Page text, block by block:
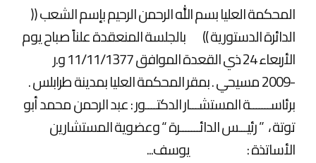
المحكمة العليا بسم الله الرحمن الرحيم بإسم الشعب ((
الدائرة الدستورية )) بالجلسة المنعقدة علناً صباح يوم
الأربعاء 24 ذي القعدة الموافق 11/11/1377 و.ر
-2009 مسيحي . بمقر المحكمة العليا بمدينة طرابلس .
برئاســـــــة المستشـــار الدكتــــور : عبد الرحمن محمد أبو
توتة ، ” رئيـــس الدائـــــــرة “ وعضوية المستشارين
الأساتذة : يوسف...